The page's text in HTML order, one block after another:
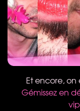
Et encore, on
Gémissez en